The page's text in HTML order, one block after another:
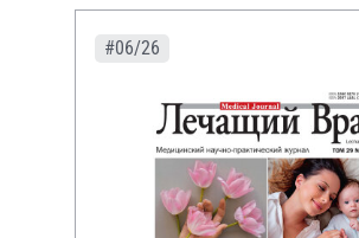
#06/26